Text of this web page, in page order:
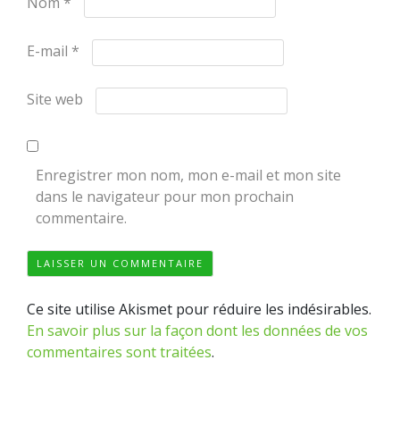
E-mail *
Site web
Enregistrer mon nom, mon e-mail et mon site
dans le navigateur pour mon prochain
commentaire.
Ce site utilise Akismet pour réduire les indésirables.
En savoir plus sur la façon dont les données de vos
commentaires sont traitées.